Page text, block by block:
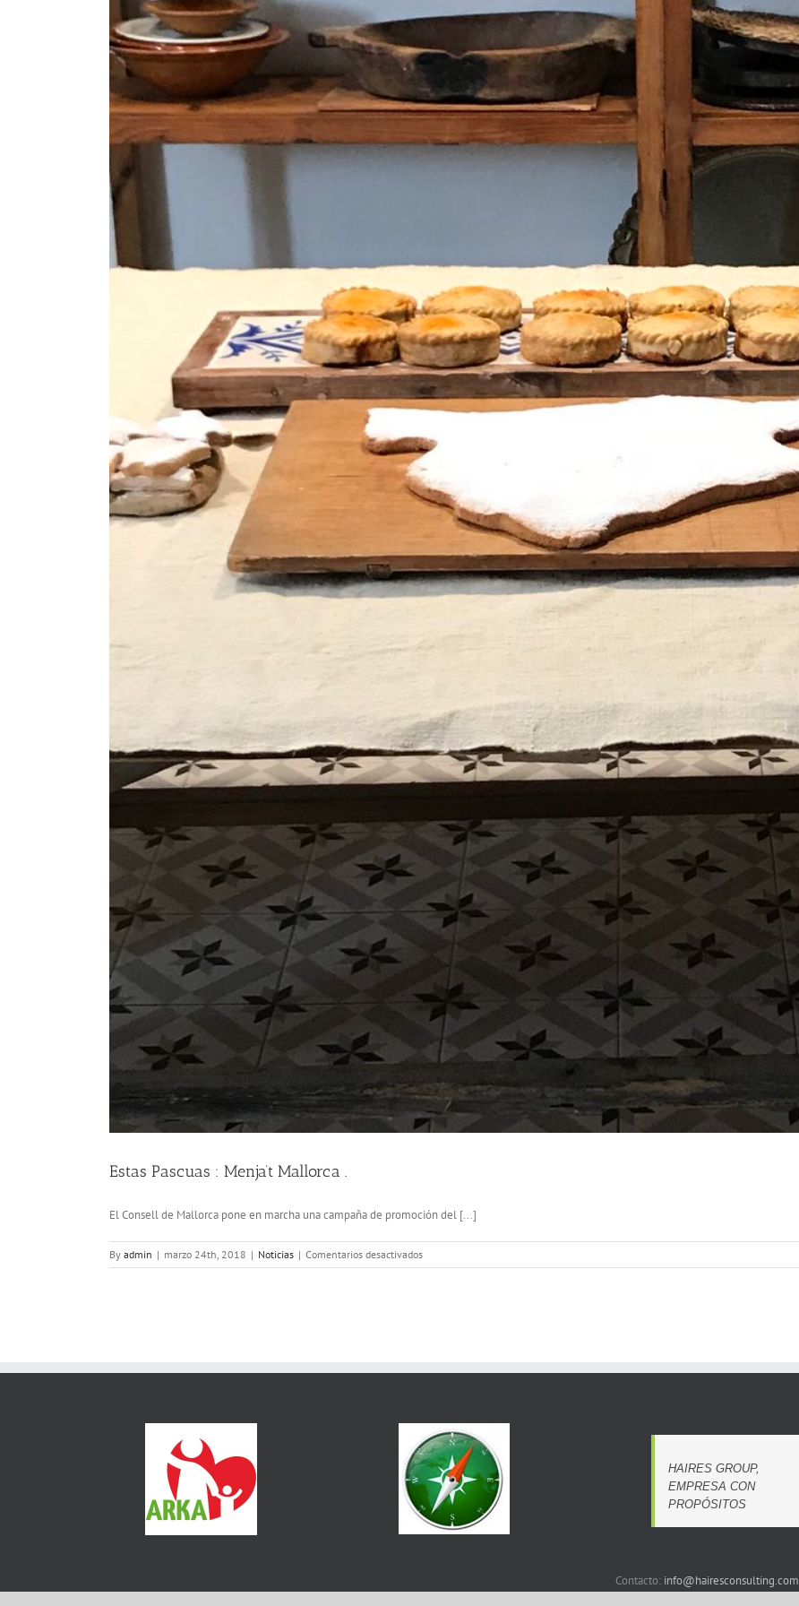
Estas Pascuas : Menja’t Mallorca .
El Consell de Mallorca pone en marcha una campaña de promoción del [...]
By admin | marzo 24th, 2018 | Noticias | Comentarios desactivadosen
Estas
HAIRES GROUP,
EMPRESA CON
PROPÓSITOS
Contacto: info@hairesconsulting.com